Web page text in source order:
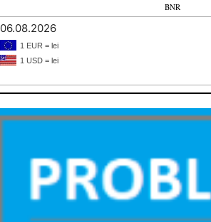
BNR
06.08.2026
1 EUR = lei
1 USD = lei